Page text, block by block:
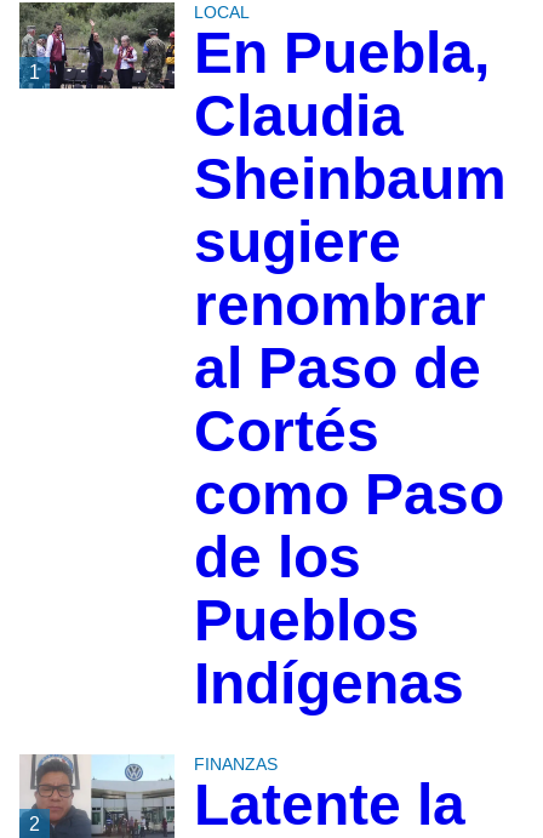
1
LOCAL
En Puebla,
Claudia
Sheinbaum
sugiere
renombrar
al Paso de
Cortés
como Paso
de los
Pueblos
Indígenas
2
FINANZAS
Latente la